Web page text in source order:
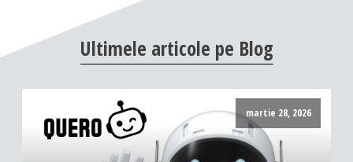
DESIGN & PRINTING
Identitate vizuala, imagine
Grafica publicitara
Grafica pentru print
Fotografie digitala
Ultimele articole pe Blog
martie 28, 2026